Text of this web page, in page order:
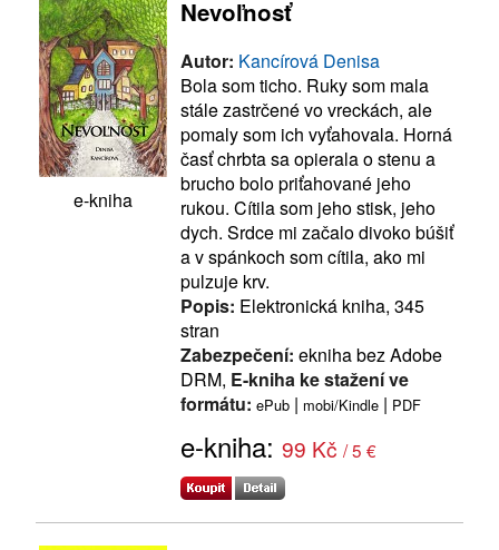
e-kniha
Nevoľnosť
Autor: Kancírová Denisa
Bola som ticho. Ruky som mala
stále zastrčené vo vreckách, ale
pomaly som ich vyťahovala. Horná
časť chrbta sa opierala o stenu a
brucho bolo priťahované jeho
rukou. Cítila som jeho stisk, jeho
dych. Srdce mi začalo divoko búšiť
a v spánkoch som cítila, ako mi
pulzuje krv.
Popis: Elektronická kniha, 345
stran
Zabezpečení: ekniha bez Adobe
DRM, E-kniha ke stažení ve
formátu: ePub | mobi/Kindle | PDF
e-kniha: 99 Kč / 5 €